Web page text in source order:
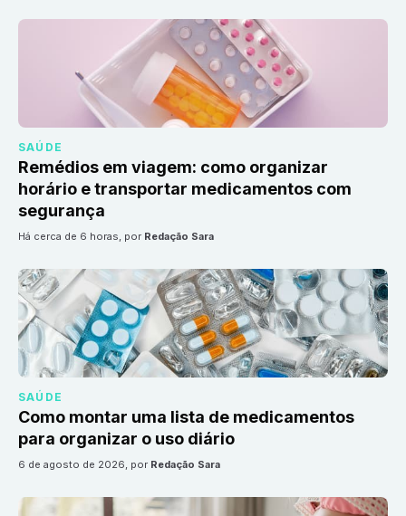
SAÚDE
Remédios em viagem: como organizar
horário e transportar medicamentos com
segurança
há cerca de 6 horas, por Redação Sara
SAÚDE
Como montar uma lista de medicamentos
para organizar o uso diário
6 de agosto de 2026, por Redação Sara